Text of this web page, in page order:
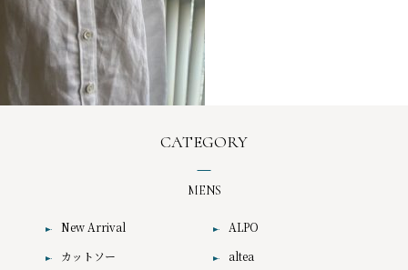
CATEGORY
MENS
New Arrival
カットソー
ALPO
altea